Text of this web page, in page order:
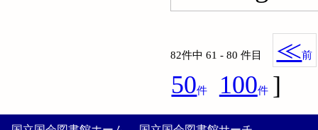
82件中 61 - 80 件目 ≪前
50件 100件 ]